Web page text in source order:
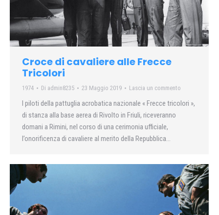
Croce di cavaliere alle Frecce
Tricolori
1974 Di admin8235 23 Maggio 2019 Lascia un commento
I piloti della pattuglia acrobatica nazionale « Frecce tricolori »,
di stanza alla base aerea di Rivolto in Friuli, riceveranno
domani a Rimini, nel corso di una cerimonia ufficiale,
l’onorificenza di cavaliere al merito della Repubblica…